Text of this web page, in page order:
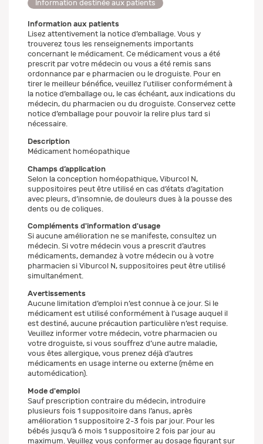
Information destinée aux patients
Information aux patients
Lisez attentivement la notice d’emballage. Vous y
trouverez tous les renseignements importants
concernant le médicament. Ce médicament vous a été
prescrit par votre médecin ou vous a été remis sans
ordonnance par e pharmacien ou le droguiste. Pour en
tirer le meilleur bénéfice, veuillez l’utiliser conformément à
la notice d’emballage ou, le cas échéant, aux indications du
médecin, du pharmacien ou du droguiste. Conservez cette
notice d’emballage pour pouvoir la relire plus tard si
nécessaire.
Description
Médicament homéopathique
Champs d’application
Selon la conception homéopathique, Viburcol N,
suppositoires peut être utilisé en cas d’états d’agitation
avec pleurs, d’insomnie, de douleurs dues à la pousse des
dents ou de coliques.
Compléments d'information d'usage
Si aucune amélioration ne se manifeste, consultez un
médecin. Si votre médecin vous a prescrit d’autres
médicaments, demandez à votre médecin ou à votre
pharmacien si Viburcol N, suppositoires peut être utilisé
simultanément.
Avertissements
Aucune limitation d’emploi n’est connue à ce jour. Si le
médicament est utilisé conformément à l’usage auquel il
est destiné, aucune précaution particulière n’est requise.
Veuillez informer votre médecin, votre pharmacien ou
votre droguiste, si vous souffrez d’une autre maladie,
vous êtes allergique, vous prenez déjà d’autres
médicaments en usage interne ou externe (même en
automédication).
Mode d'emploi
Sauf prescription contraire du médecin, introduire
plusieurs fois 1 suppositoire dans l’anus, après
amélioration 1 suppositoire 2-3 fois par jour. Pour les
bébés jusqu’à 6 mois 1 suppositoire 2 fois par jour au
maximum. Veuillez vous conformer au dosage figurant sur